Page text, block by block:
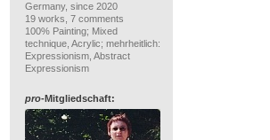
Germany, since 2020
19 works, 7 comments
100% Painting; Mixed
technique, Acrylic; mehrheitlich:
Expressionism, Abstract
Expressionism
pro-Mitgliedschaft: